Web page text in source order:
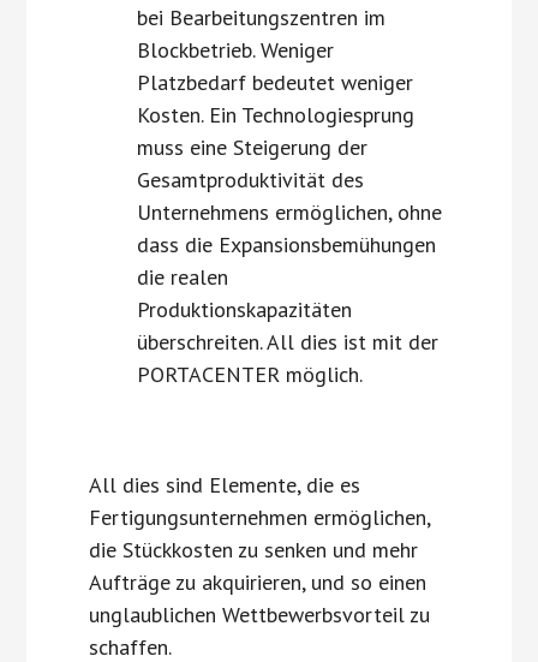
bei Bearbeitungszentren im
Blockbetrieb. Weniger
Platzbedarf bedeutet weniger
Kosten. Ein Technologiesprung
muss eine Steigerung der
Gesamtproduktivität des
Unternehmens ermöglichen, ohne
dass die Expansionsbemühungen
die realen
Produktionskapazitäten
überschreiten. All dies ist mit der
PORTACENTER möglich.
All dies sind Elemente, die es
Fertigungsunternehmen ermöglichen,
die Stückkosten zu senken und mehr
Aufträge zu akquirieren, und so einen
unglaublichen Wettbewerbsvorteil zu
schaffen.